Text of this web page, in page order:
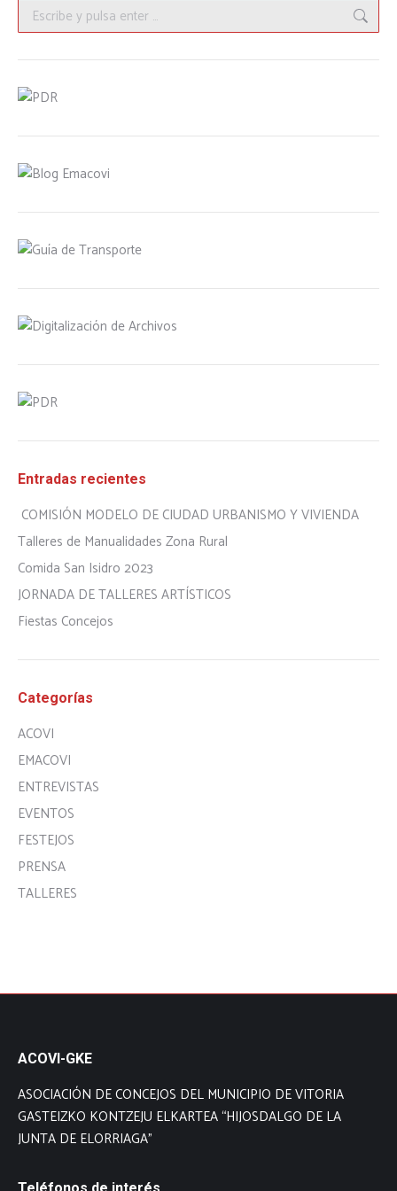
Buscar:
Entradas recientes
COMISIÓN MODELO DE CIUDAD URBANISMO Y VIVIENDA
Talleres de Manualidades Zona Rural
Comida San Isidro 2023
JORNADA DE TALLERES ARTÍSTICOS
Fiestas Concejos
Categorías
ACOVI
EMACOVI
ENTREVISTAS
EVENTOS
FESTEJOS
PRENSA
TALLERES
ACOVI-GKE
ASOCIACIÓN DE CONCEJOS DEL MUNICIPIO DE VITORIA
GASTEIZKO KONTZEJU ELKARTEA “HIJOSDALGO DE LA
JUNTA DE ELORRIAGA”